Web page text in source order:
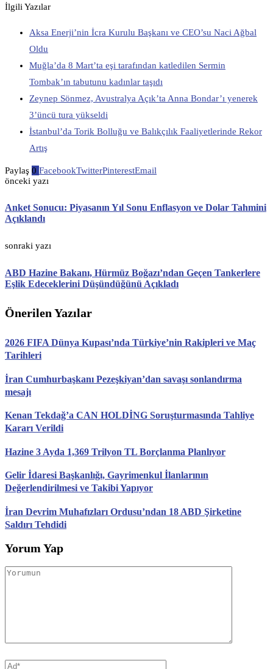
İlgili Yazılar
Aksa Enerji’nin İcra Kurulu Başkanı ve CEO’su Naci Ağbal
Oldu
Muğla’da 8 Mart’ta eşi tarafından katledilen Sermin
Tombak’ın tabutunu kadınlar taşıdı
Zeynep Sönmez, Avustralya Açık’ta Anna Bondar’ı yenerek
3’üncü tura yükseldi
İstanbul’da Torik Bolluğu ve Balıkçılık Faaliyetlerinde Rekor
Artış
Paylaş 0 FacebookTwitterPinterestEmail
önceki yazı
Anket Sonucu: Piyasanın Yıl Sonu Enflasyon ve Dolar Tahmini
Açıklandı
sonraki yazı
ABD Hazine Bakanı, Hürmüz Boğazı’ndan Geçen Tankerlere
Eşlik Edeceklerini Düşündüğünü Açıkladı
Önerilen Yazılar
2026 FIFA Dünya Kupası’nda Türkiye’nin Rakipleri ve Maç
Tarihleri
İran Cumhurbaşkanı Pezeşkiyan’dan savaşı sonlandırma
mesajı
Kenan Tekdağ’a CAN HOLDİNG Soruşturmasında Tahliye
Kararı Verildi
Hazine 3 Ayda 1,369 Trilyon TL Borçlanma Planlıyor
Gelir İdaresi Başkanlığı, Gayrimenkul İlanlarının
Değerlendirilmesi ve Takibi Yapıyor
İran Devrim Muhafızları Ordusu’ndan 18 ABD Şirketine
Saldırı Tehdidi
Yorum Yap